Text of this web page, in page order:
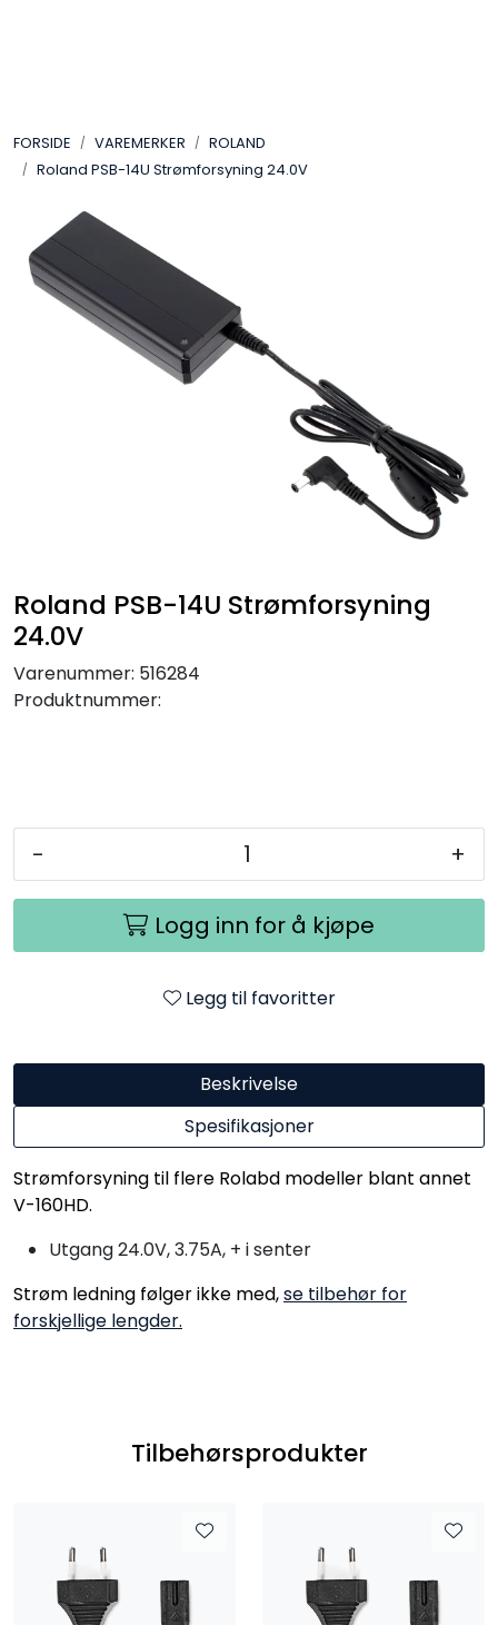
FORSIDE VAREMERKER
ROLAND
Roland PSB-14U Strømforsyning 24.0V
Roland PSB-14U Strømforsyning
24.0V
Varenummer: 516284
Produktnummer:
- +
Logg inn for å kjøpe
Legg til favoritter
Beskrivelse
Spesifikasjoner
Strømforsyning til flere Rolabd modeller blant annet
V-160HD.
Utgang 24.0V, 3.75A, + i senter
Strøm ledning følger ikke med,se tilbehør for
forskjellige lengder.
Tilbehørsprodukter
LYD
TILBEHØR
VAREMERKER